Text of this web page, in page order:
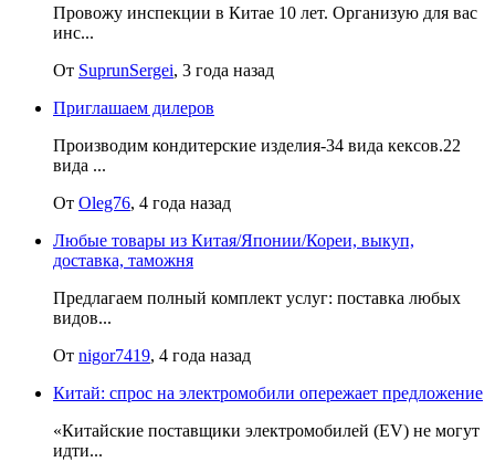
Провожу инспекции в Китае 10 лет. Организую для вас
инс...
От SuprunSergei, 3 года назад
Приглашаем дилеров
Производим кондитерские изделия-34 вида кексов.22
вида ...
От Oleg76, 4 года назад
Любые товары из Китая/Японии/Кореи, выкуп,
доставка, таможня
Предлагаем полный комплект услуг: поставка любых
видов...
От nigor7419, 4 года назад
Китай: спрос на электромобили опережает предложение
«Китайские поставщики электромобилей (EV) не могут
идти...